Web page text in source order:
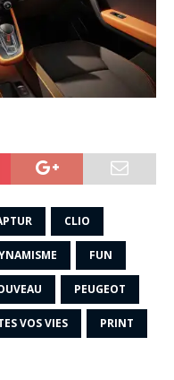
CLIO
FUN
PEUGEOT
VOS VIES PRINT